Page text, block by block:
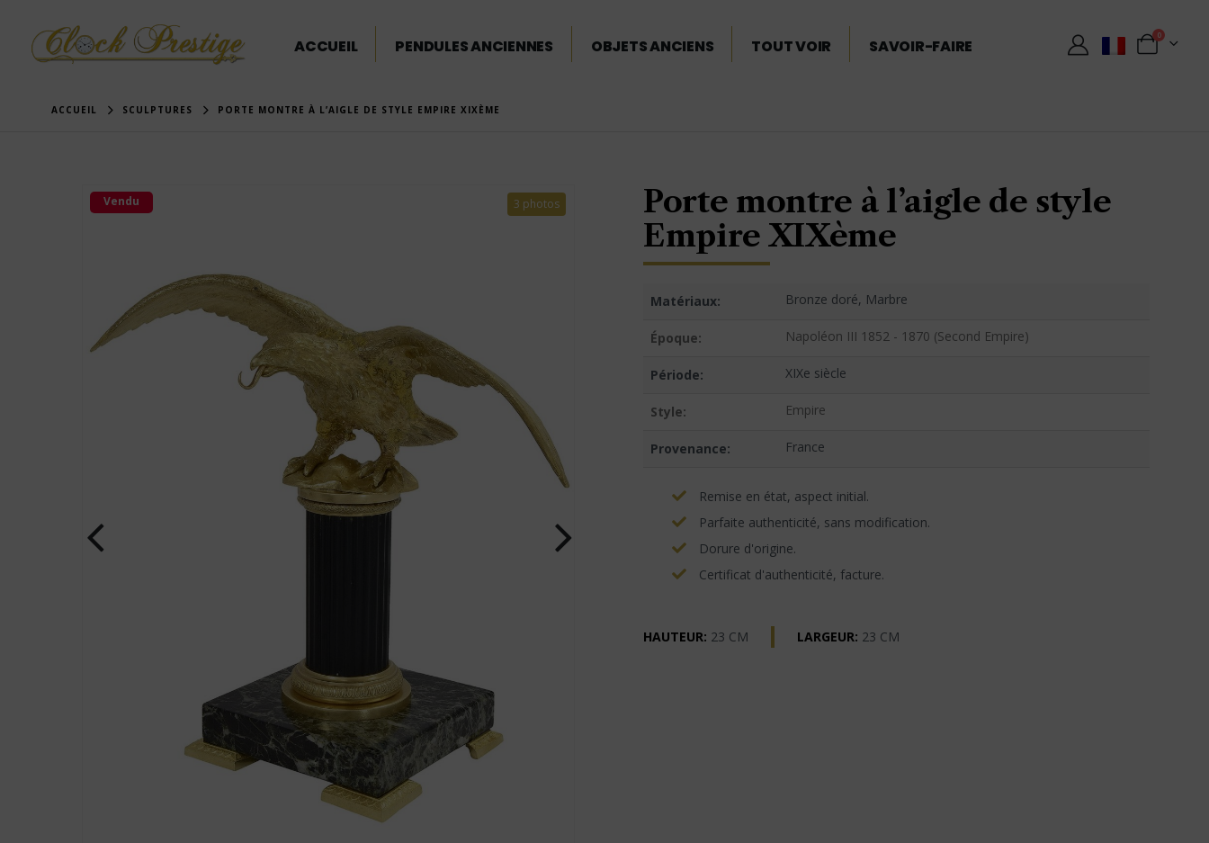
ACCUEIL PENDULES ANCIENNES OBJETS ANCIENS TOUT VOIR SAVOIR-FAIRE
0
ACCUEIL SCULPTURES PORTE MONTRE À L’AIGLE DE STYLE EMPIRE XIXÈME
3 photos
Vendu
Porte montre à l’aigle de style
Empire XIXème
Matériaux: Bronze doré, Marbre
Époque: Napoléon III 1852 - 1870 (Second Empire)
Période: XIXe siècle
Style: Empire
Provenance: France
Remise en état, aspect initial.
Parfaite authenticité, sans modification.
Dorure d'origine.
Certificat d'authenticité, facture.
HAUTEUR: 23 CM LARGEUR: 23 CM